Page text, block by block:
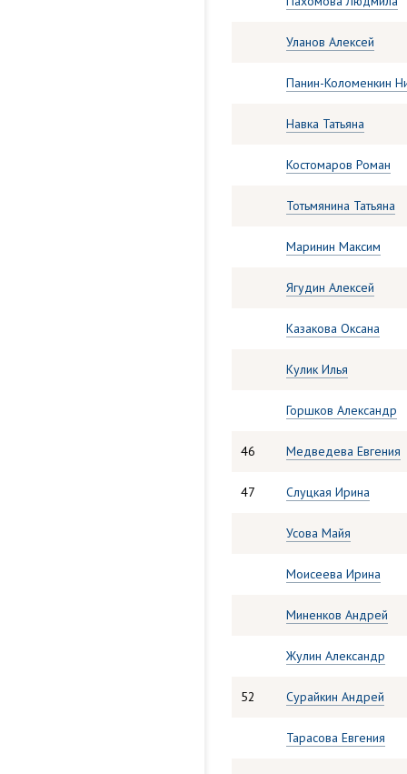
Уланов Алексей
Панин-Коломенкин
Навка Татьяна
Костомаров Роман
Тотьмянина Татьяна
Маринин Максим
Ягудин Алексей
Казакова Оксана
Кулик Илья
Горшков Александр
46 Медведева Евгения
47 Слуцкая Ирина
Усова Майя
Моисеева Ирина
Миненков Андрей
Жулин Александр
52 Сурайкин Андрей
Тарасова Евгения